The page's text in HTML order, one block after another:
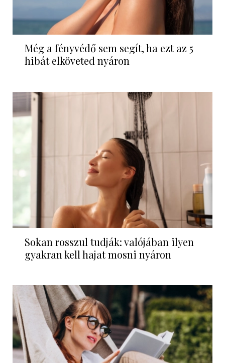
Még a fényvédő sem segít, ha ezt az 5
hibát elköveted nyáron
Sokan rosszul tudják: valójában ilyen
gyakran kell hajat mosni nyáron